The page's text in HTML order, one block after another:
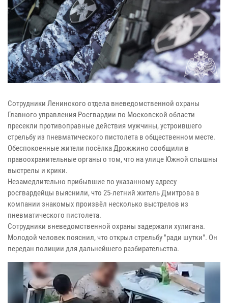
Сотрудники Ленинского отдела вневедомственной охраны
Главного управления Росгвардии по Московской области
пресекли противоправные действия мужчины, устроившего
стрельбу из пневматического пистолета в общественном месте.
Обеспокоенные жители посёлка Дрожжино сообщили в
правоохранительные органы о том, что на улице Южной слышны
выстрелы и крики.
Незамедлительно прибывшие по указанному адресу
росгвардейцы выяснили, что 25-летний житель Дмитрова в
компании знакомых произвёл несколько выстрелов из
пневматического пистолета.
Сотрудники вневедомственной охраны задержали хулигана.
Молодой человек пояснил, что открыл стрельбу "ради шутки". Он
передан полиции для дальнейшего разбирательства.